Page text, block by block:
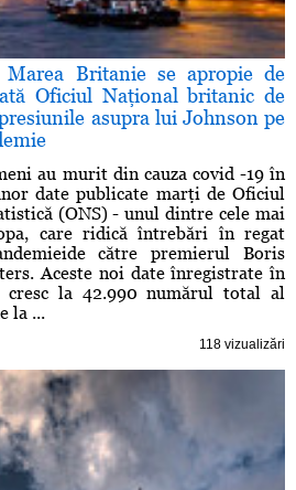
Britanie se apropie de
Oficiul Naţional britanic de
asupra lui Johnson pe
au murit din cauza covid -19 în
date publicate marţi de Oficiul
(ONS) - unul dintre cele mai
care ridică întrebări în regat
către premierul Boris
Aceste noi date înregistrate în
la 42.990 numărul total al
la ...
118 vizualizări